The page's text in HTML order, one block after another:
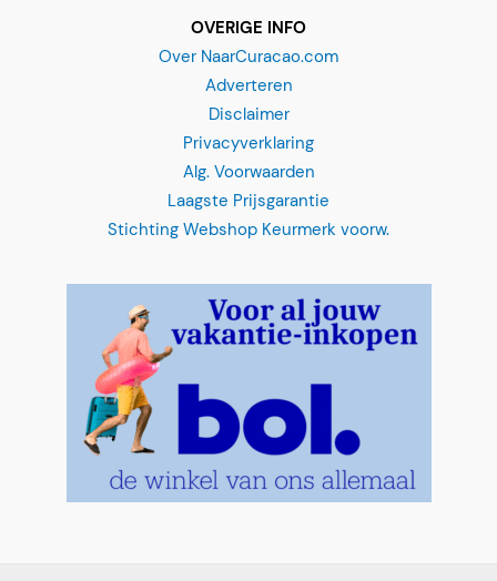
OVERIGE INFO
Over NaarCuracao.com
Adverteren
Disclaimer
Privacyverklaring
Alg. Voorwaarden
Laagste Prijsgarantie
Stichting Webshop Keurmerk voorw.